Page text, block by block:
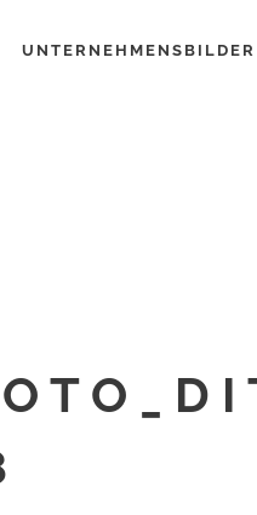
UNTERNEHMENSBILDER